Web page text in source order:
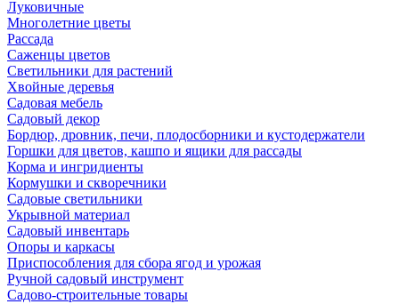
Луковичные
Многолетние цветы
Рассада
Саженцы цветов
Светильники для растений
Хвойные деревья
Садовая мебель
Садовый декор
Бордюр, дровник, печи, плодосборники и кустодержатели
Горшки для цветов, кашпо и ящики для рассады
Корма и ингридиенты
Кормушки и скворечники
Садовые светильники
Укрывной материал
Садовый инвентарь
Опоры и каркасы
Приспособления для сбора ягод и урожая
Ручной садовый инструмент
Садово-строительные товары